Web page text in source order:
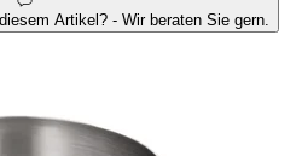
Artikel? - Wir beraten Sie gern.